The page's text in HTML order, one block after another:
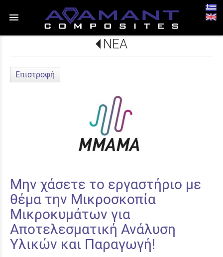
menu
ΝΕΑ
Επιστροφή
Μην χάσετε το εργαστήριο με
θέμα την Μικροσκοπία
Μικροκυμάτων για
Αποτελεσματική Ανάλυση
Υλικών και Παραγωγή!